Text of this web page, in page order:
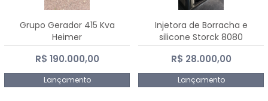
Grupo Gerador 415 Kva
Heimer
R$ 190.000,00
Lançamento
Injetora de Borracha e
silicone Storck 8080
R$ 28.000,00
Lançamento